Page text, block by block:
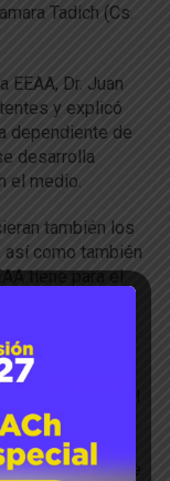
Tadich (Cs.
Dr. Juan
y explicó
dependiente de
desarrolla
el medio.
también los
como también
tiene para el
y
el Dr.
y uno de los
“Evaluando el
derivado de